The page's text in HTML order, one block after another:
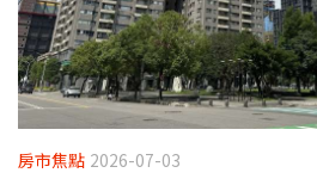
房市焦點 2026-07-03